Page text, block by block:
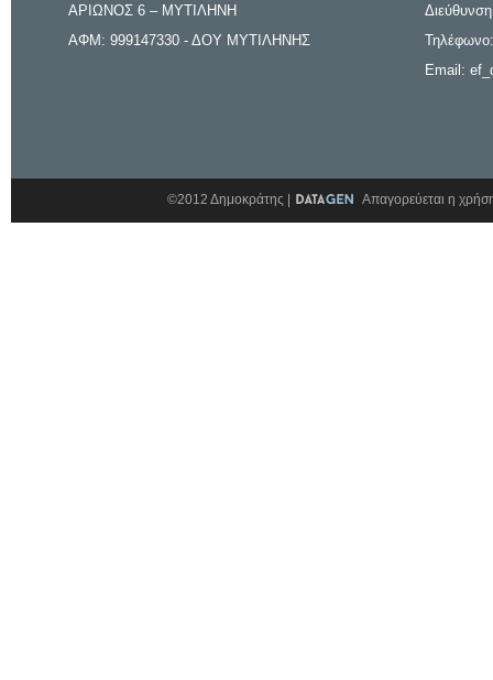
ΑΡΙΩΝΟΣ 6 – ΜΥΤΙΛΗΝΗ
ΑΦΜ: 999147330 - ΔΟΥ ΜΥΤΙΛΗΝΗΣ
Email:
©2012 Δημοκράτης | Απαγορεύεται η